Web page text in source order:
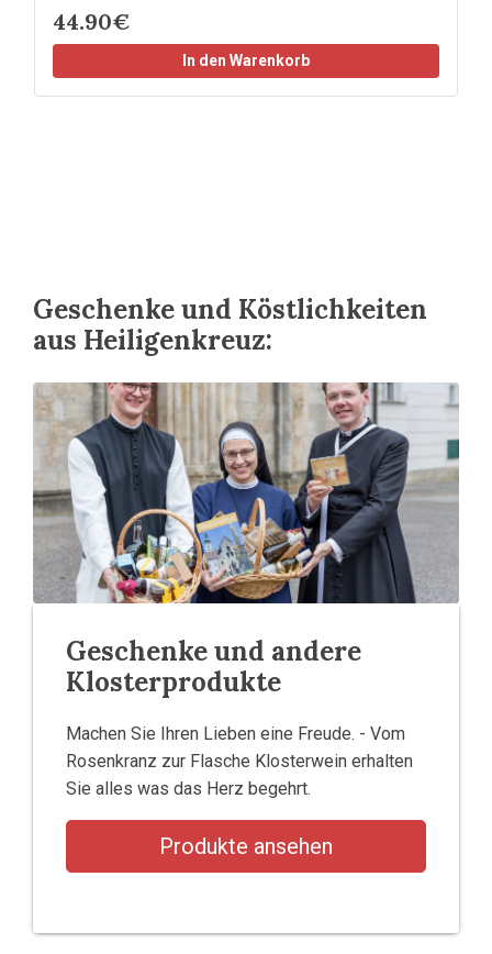
44.90€
In den Warenkorb
Geschenke und Köstlichkeiten
aus Heiligenkreuz:
Geschenke und andere
Klosterprodukte
Machen Sie Ihren Lieben eine Freude. - Vom
Rosenkranz zur Flasche Klosterwein erhalten
Sie alles was das Herz begehrt.
Produkte ansehen